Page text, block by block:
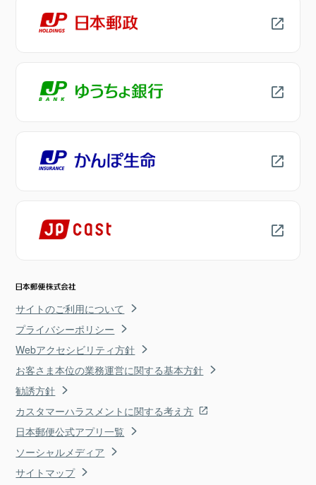
サイトのご利用について
プライバシーポリシー
Webアクセシビリティ方針
お客さま本位の業務運営に関する基本方針
勧誘方針
カスタマーハラスメントに関する考え方
日本郵便公式アプリ一覧
ソーシャルメディア
サイトマップ